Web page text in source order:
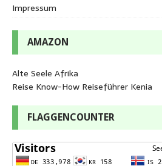
Impressum
AMAZON
Alte Seele Afrika
Reise Know-How Reiseführer Kenia
FLAGGENCOUNTER